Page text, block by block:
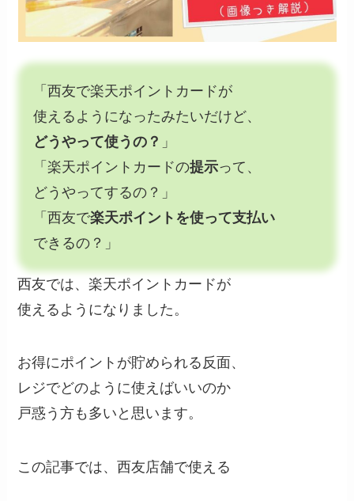
「西友で楽天ポイントカードが
使えるようになったみたいだけど、
どうやって使うの？ 」
「楽天ポイントカードの提示って、
どうやってするの？」
「西友で楽天ポイントを使って支払い
できるの？」
西友では、楽天ポイントカードが
使えるようになりました。
お得にポイントが貯められる反面、
レジでどのように使えばいいのか
戸惑う方も多いと思います。
この記事では、西友店舗で使える